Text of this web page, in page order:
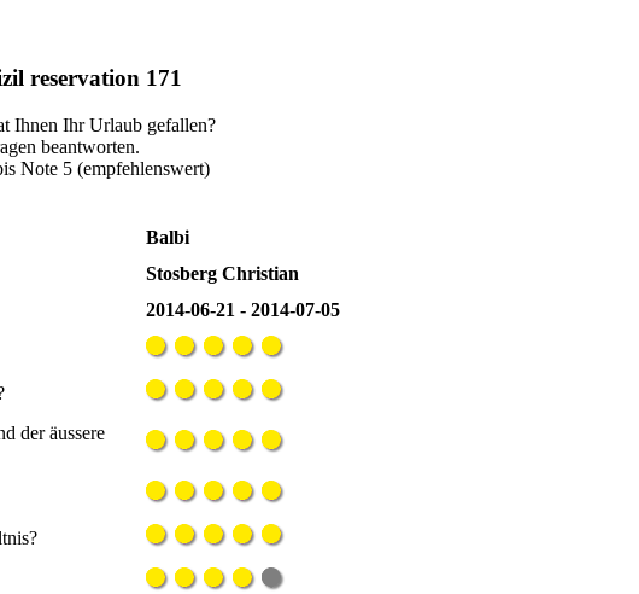
reservation 171
Ihnen Ihr Urlaub gefallen?
beantworten.
Note 5 (empfehlenswert)
Balbi
Stosberg Christian
2014-06-21 - 2014-07-05
der äussere